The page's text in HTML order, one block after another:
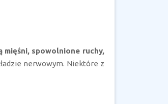
spowolnione ruchy,
nerwowym. Niektóre z